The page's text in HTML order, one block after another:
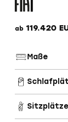
ab 119.420
Maße
Sitzplätze